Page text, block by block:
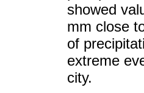
showed
mm close
of
extreme
city.